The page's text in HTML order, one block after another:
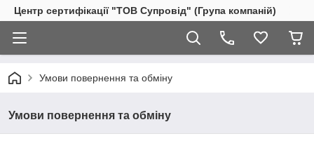
Центр сертифікації "ТОВ Супровід" (Група компаній)
Умови повернення та обміну
Умови повернення та обміну